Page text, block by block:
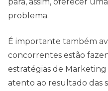
para, assim, oferecer
problema.
É importante também
concorrentes estão
estratégias de
atento ao resultado das